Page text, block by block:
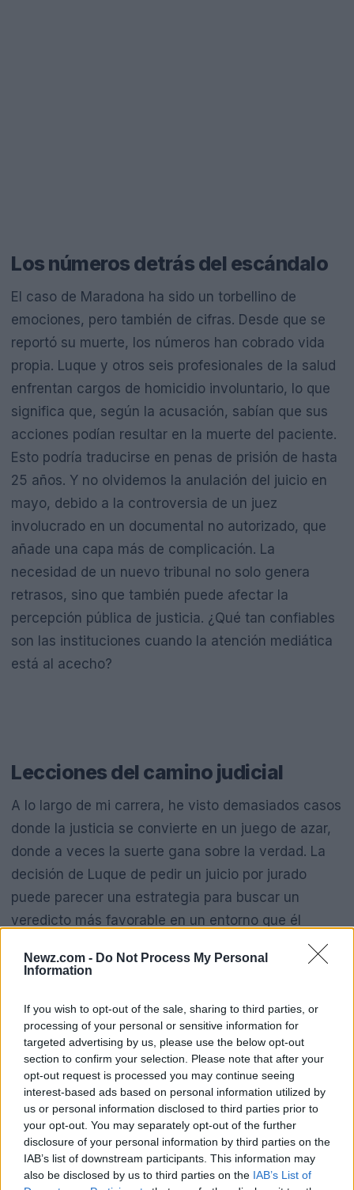
Newz.com - Do Not Process My Personal
Information
If you wish to opt-out of the sale, sharing to third parties, or
processing of your personal or sensitive information for
targeted advertising by us, please use the below opt-out
section to confirm your selection. Please note that after your
opt-out request is processed you may continue seeing
interest-based ads based on personal information utilized by
us or personal information disclosed to third parties prior to
your opt-out. You may separately opt-out of the further
disclosure of your personal information by third parties on the
IAB’s list of downstream participants. This information may
also be disclosed by us to third parties on the IAB’s List of
Los números detrás del escándalo
El caso de Maradona ha sido un torbellino de
emociones, pero también de cifras. Desde que se
reportó su muerte, los números han cobrado vida
propia. Luque y otros seis profesionales de la salud
enfrentan cargos de homicidio involuntario, lo que
significa que, según la acusación, sabían que sus
acciones podían resultar en la muerte del paciente.
Esto podría traducirse en penas de prisión de hasta
25 años. Y no olvidemos la anulación del juicio en
mayo, debido a la controversia de un juez
involucrado en un documental no autorizado, que
añade una capa más de complicación. La
necesidad de un nuevo tribunal no solo genera
retrasos, sino que también puede afectar la
percepción pública de justicia. ¿Qué tan confiables
son las instituciones cuando la atención mediática
está al acecho?
Lecciones del camino judicial
A lo largo de mi carrera, he visto demasiados casos
donde la justicia se convierte en un juego de azar,
donde a veces la suerte gana sobre la verdad. La
decisión de Luque de pedir un juicio por jurado
puede parecer una estrategia para buscar un
veredicto más favorable en un entorno que él
considera imparcial. Pero, ¿realmente un grupo de
ciudadanos ajenos puede evaluar adecuadamente
contexto tan crítico? Aquí es donde la complejidad
del caso se vuelve evidente, y es que no todas las
decisiones pueden ser juzgadas con el mismo
rasero.
Reflexiones sobre la transparencia
y el proceso